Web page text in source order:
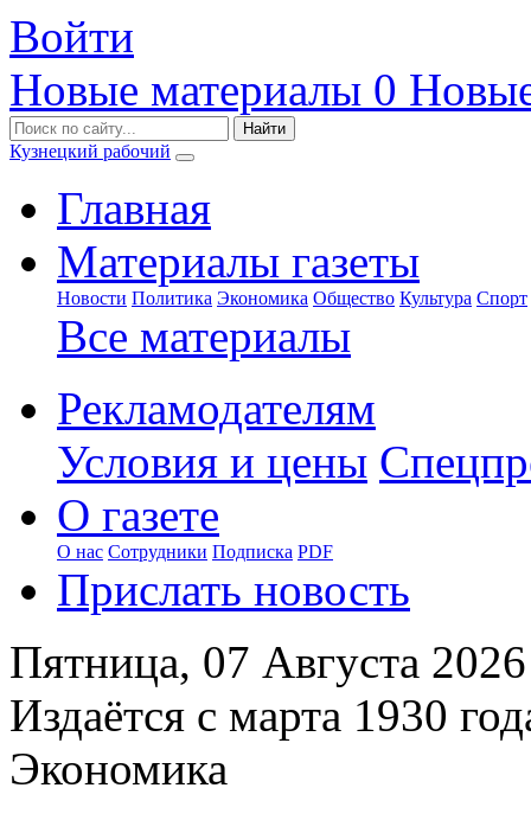
Войти
Новые материалы 0
Кузнецкий рабочий
Главная
Материалы газеты
Новости Политика Экономика Общество Культура Спорт
Все материалы
Рекламодателям
Условия и цены
О газете
О нас Сотрудники Подписка PDF
Прислать новость
Пятница, 07 Августа 2026
Издаётся с марта 1930
Экономика